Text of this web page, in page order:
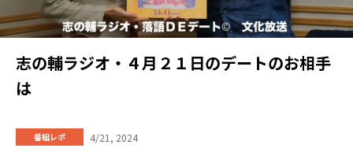
志の輔ラジオ・４月２１日のデートのお相手
は
番組レポ 4/21, 2024